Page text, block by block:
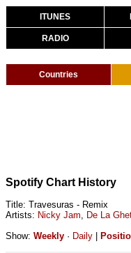
ITUNES
RADIO
Countries
Spotify Chart History
Title: Travesuras - Remix
Artists: Nicky Jam, De La
Show: Weekly · Daily